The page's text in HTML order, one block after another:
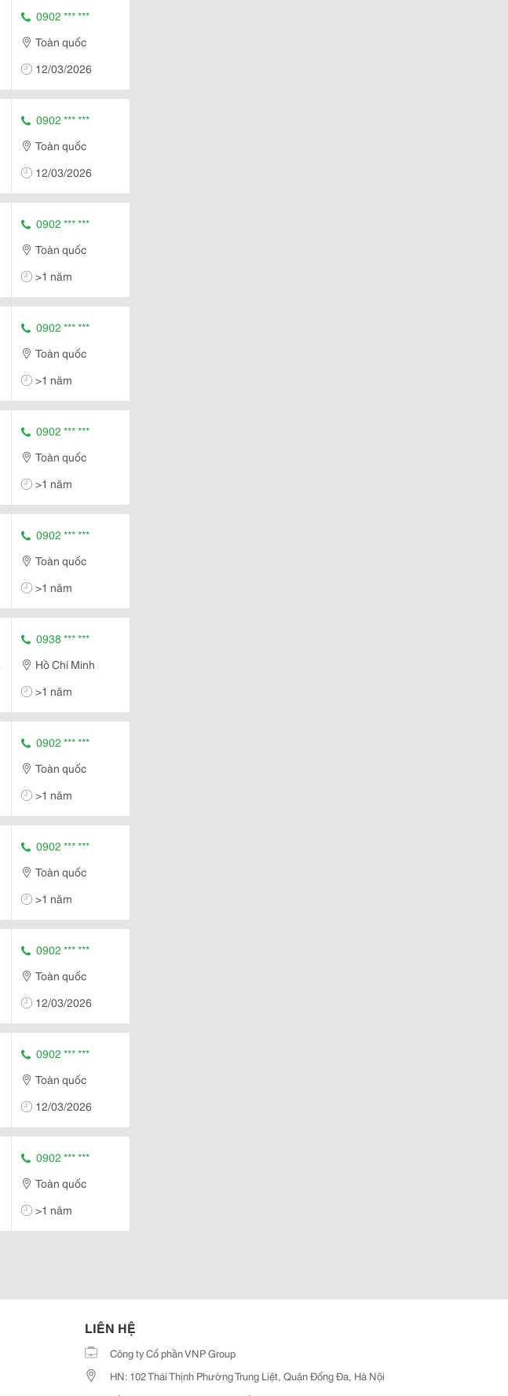
0902 *** ***
Toàn quốc
12/03/2026
0902 *** ***
Toàn quốc
12/03/2026
0902 *** ***
Toàn quốc
>1 năm
0902 *** ***
Toàn quốc
>1 năm
0902 *** ***
Toàn quốc
>1 năm
0902 *** ***
Toàn quốc
>1 năm
0938 *** ***
Hồ Chí Minh
>1 năm
0902 *** ***
Toàn quốc
>1 năm
0902 *** ***
Toàn quốc
>1 năm
0902 *** ***
Toàn quốc
12/03/2026
0902 *** ***
Toàn quốc
12/03/2026
0902 *** ***
Toàn quốc
>1 năm
LIÊN HỆ
Công ty Cổ phần VNP Group
HN: 102 Thái Thịnh Phường Trung Liệt, Quận Đống Đa, Hà Nội